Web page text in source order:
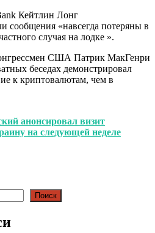
Кейтлин Лонг
сообщения «навсегда потеряны в
случая на лодке ».
США Патрик МакГенри
беседах демонстрировал
к криптовалютам, чем в
анонсировал визит
на следующей неделе
Поиск